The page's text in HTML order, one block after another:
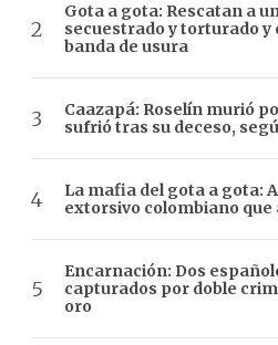
Gota a gota: Rescatan a
secuestrado y torturado
banda de usura
Caazapá: Roselín murió
sufrió tras su deceso,
La mafia del gota a gota:
extorsivo colombiano que
Encarnación: Dos
capturados por doble
oro